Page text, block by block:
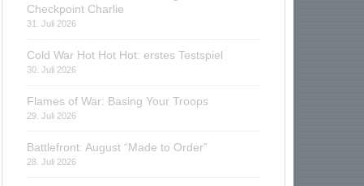
Checkpoint Charlie
31. Juli 2026
Cold War Hot Hot Hot: erstes Testspiel
30. Juli 2026
Flames of War: Basing Your Troops
29. Juli 2026
Battlefront: August “Made to Order”
28. Juli 2026